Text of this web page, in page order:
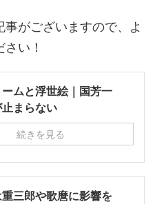
がございますので、よ
い！
ムと浮世絵｜国芳一
まらない
続きを見る
三郎や歌麿に影響を